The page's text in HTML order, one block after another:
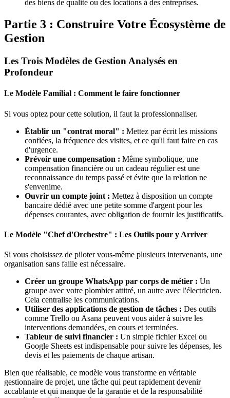
des biens de qualité ou des locations à des entreprises.
Partie 3 : Construire Votre Écosystème de
Gestion
Les Trois Modèles de Gestion Analysés en
Profondeur
Le Modèle Familial : Comment le faire fonctionner
Si vous optez pour cette solution, il faut la professionnaliser.
Établir un "contrat moral" : Mettez par écrit les missions
confiées, la fréquence des visites, et ce qu'il faut faire en cas
d'urgence.
Prévoir une compensation : Même symbolique, une
compensation financière ou un cadeau régulier est une
reconnaissance du temps passé et évite que la relation ne
s'envenime.
Ouvrir un compte joint : Mettez à disposition un compte
bancaire dédié avec une petite somme d'argent pour les
dépenses courantes, avec obligation de fournir les justificatifs.
Le Modèle "Chef d'Orchestre" : Les Outils pour y Arriver
Si vous choisissez de piloter vous-même plusieurs intervenants, une
organisation sans faille est nécessaire.
Créer un groupe WhatsApp par corps de métier : Un
groupe avec votre plombier attitré, un autre avec l'électricien.
Cela centralise les communications.
Utiliser des applications de gestion de tâches : Des outils
comme Trello ou Asana peuvent vous aider à suivre les
interventions demandées, en cours et terminées.
Tableur de suivi financier : Un simple fichier Excel ou
Google Sheets est indispensable pour suivre les dépenses, les
devis et les paiements de chaque artisan.
Bien que réalisable, ce modèle vous transforme en véritable
gestionnaire de projet, une tâche qui peut rapidement devenir
accablante et qui manque de la garantie et de la responsabilité